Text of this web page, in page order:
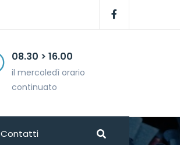
08.30 > 16.00
il mercoledì orario
continuato
Contatti